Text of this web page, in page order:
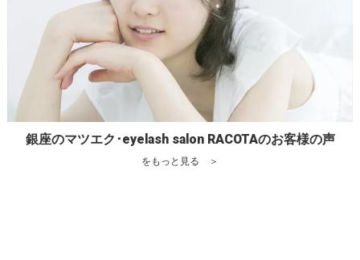
銀座のマツエク･eyelash salon RACOTAのお客様の声
をもっと見る ＞